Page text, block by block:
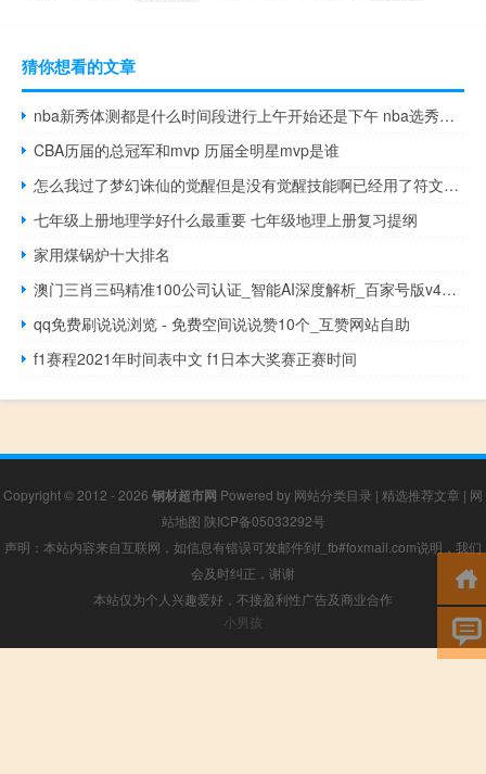
猜你想看的文章
nba新秀体测都是什么时间段进行上午开始还是下午 nba选秀什么时候开始
CBA历届的总冠军和mvp 历届全明星mvp是谁
怎么我过了梦幻诛仙的觉醒但是没有觉醒技能啊已经用了符文了 梦幻诛仙觉醒任务
七年级上册地理学好什么最重要 七年级地理上册复习提纲
家用煤锅炉十大排名
澳门三肖三码精准100公司认证_智能AI深度解析_百家号版v47.08.113
qq免费刷说说浏览 - 免费空间说说赞10个_互赞网站自助
f1赛程2021年时间表中文 f1日本大奖赛正赛时间
Copyright © 2012 - 2026 钢材超市网 Powered by 网站分类目录 | 精选推荐文章 | 网
站地图 陕ICP备05033292号
声明：本站内容来自互联网，如信息有错误可发邮件到f_fb#foxmail.com说明，我们
会及时纠正，谢谢
本站仅为个人兴趣爱好，不接盈利性广告及商业合作
小男孩